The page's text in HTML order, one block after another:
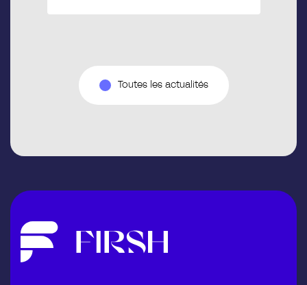
Toutes les actualités